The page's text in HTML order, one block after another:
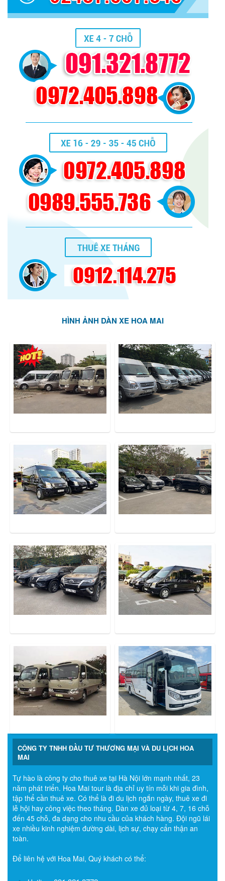
HÌNH ẢNH DÀN XE HOA MAI
CÔNG TY TNHH ĐẦU TƯ THƯƠNG MẠI VÀ DU LỊCH HOA
MAI
Tự hào là công ty cho thuê xe tại Hà Nội lớn mạnh nhất, 23
năm phát triển. Hoa Mai tour là địa chỉ uy tín mỗi khi gia đình,
tập thể cần thuê xe. Có thể là đi du lịch ngắn ngày, thuê xe đi
lễ hội hay công việc theo tháng. Dàn xe đủ loại từ 4, 7, 16 chỗ
đến 45 chỗ, đa dạng cho nhu cầu của khách hàng. Đội ngũ lái
xe nhiều kinh nghiệm đường dài, lịch sự, chạy cẩn thận an
toàn.
Để liên hệ với Hoa Mai, Quý khách có thể: